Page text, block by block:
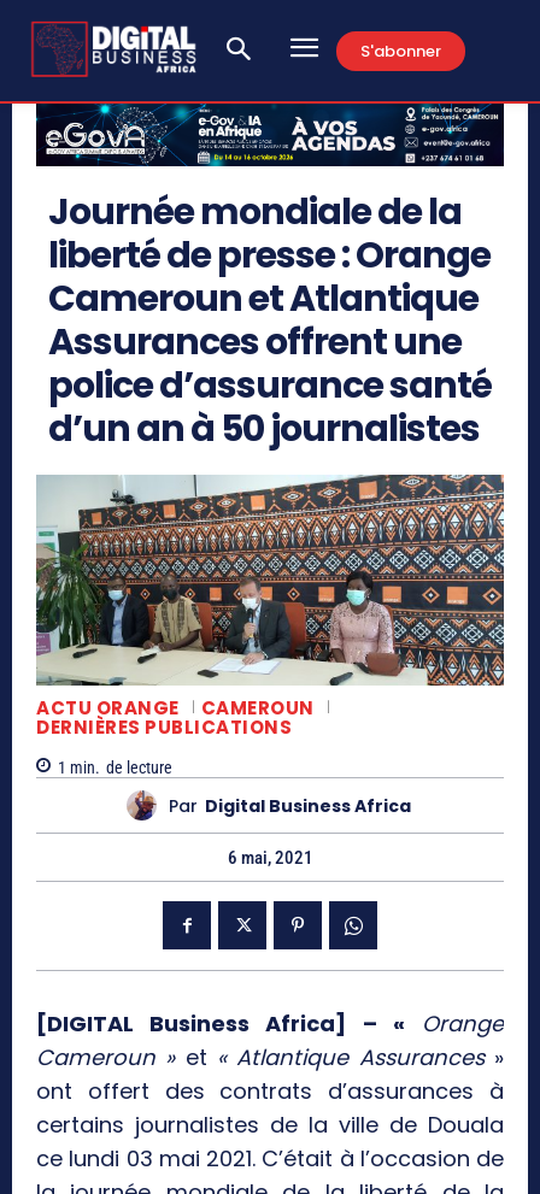
S'abonner
Journée mondiale de la
liberté de presse : Orange
Cameroun et Atlantique
Assurances offrent une
police d’assurance santé
d’un an à 50 journalistes
ACTU ORANGE CAMEROUN
DERNIÈRES PUBLICATIONS
1 min. de lecture
Par Digital Business Africa
6 mai, 2021
[DIGITAL Business Africa] – « Orange
Cameroun »et « Atlantique Assurances»
ont offert des contrats d’assurances à
certains journalistes de la ville de Douala
ce lundi 03 mai 2021. C’était à l’occasion de